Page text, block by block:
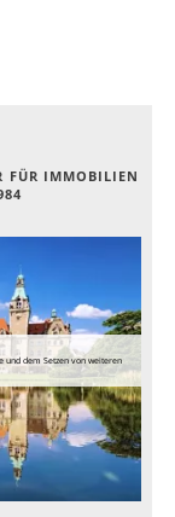
FÜR IMMOBILIEN
und dem Setzen von weiteren